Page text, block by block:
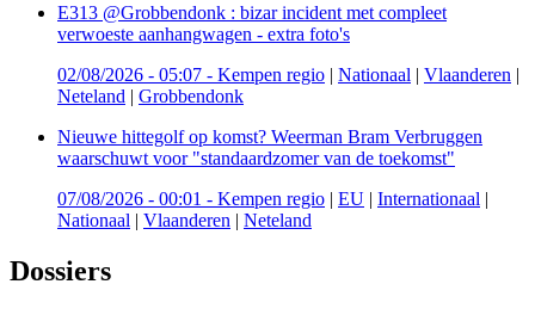
E313 @Grobbendonk : bizar incident met compleet
verwoeste aanhangwagen - extra foto's
02/08/2026 - 05:07 - Kempen regio | Nationaal | Vlaanderen |
Neteland | Grobbendonk
Nieuwe hittegolf op komst? Weerman Bram Verbruggen
waarschuwt voor "standaardzomer van de toekomst"
07/08/2026 - 00:01 - Kempen regio | EU | Internationaal |
Nationaal | Vlaanderen | Neteland
Dossiers